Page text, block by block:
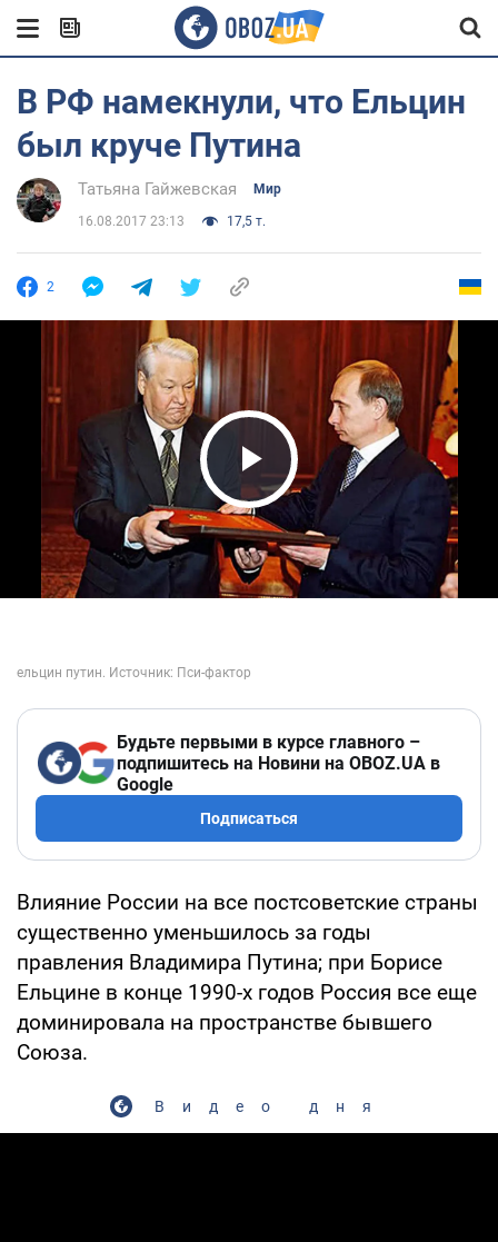
В РФ намекнули, что Ельцин
был круче Путина
Татьяна Гайжевская Мир
16.08.2017 23:13 17,5 т.
2
Play Video
Будьте первыми в курсе главного –
подпишитесь на Новини на OBOZ.UA в
Google
Подписаться
Влияние России на все постсоветские страны
существенно уменьшилось за годы
правления Владимира Путина; при Борисе
Ельцине в конце 1990-х годов Россия все еще
доминировала на пространстве бывшего
Союза.
Видео дня